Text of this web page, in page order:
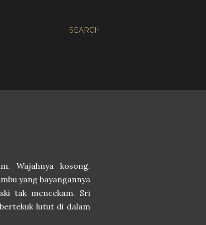
SEARCH
Wajahnya kosong.
yang bayangannya
tak mencekam. Sri
lutut di dalam